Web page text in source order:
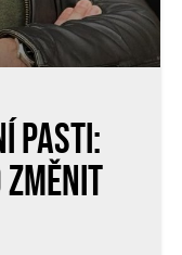
pasti: